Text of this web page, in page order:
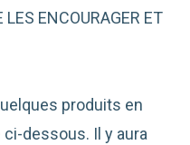
ENCOURAGER ET
produits en
dessous. Il y aura